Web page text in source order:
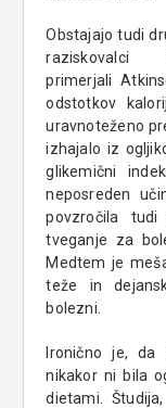
Obstajajo tudi
raziskovalci
primerjali
odstotkov
uravnoteženo
izhajalo iz
glikemični
neposreden
povzročila tudi
tveganje za
Medtem je
teže in
bolezni.
Ironično je, da
nikakor ni bila
dietami.